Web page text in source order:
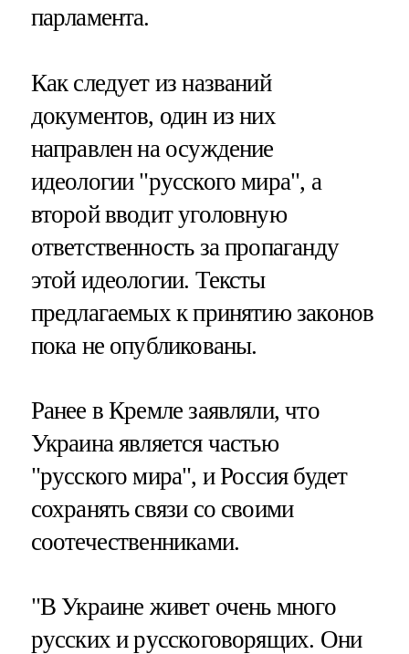
парламента.
Как следует из названий
документов, один из них
направлен на осуждение
идеологии "русского мира", а
второй вводит уголовную
ответственность за пропаганду
этой идеологии. Тексты
предлагаемых к принятию законов
пока не опубликованы.
Ранее в Кремле заявляли, что
Украина является частью
"русского мира", и Россия будет
сохранять связи со своими
соотечественниками.
"В Украине живет очень много
русских и русскоговорящих. Они